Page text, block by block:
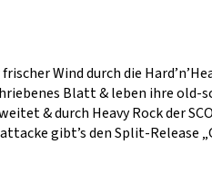
Wind durch die
Blatt & leben ihre old-
& durch Heavy Rock der
gibt’s den Split-Release